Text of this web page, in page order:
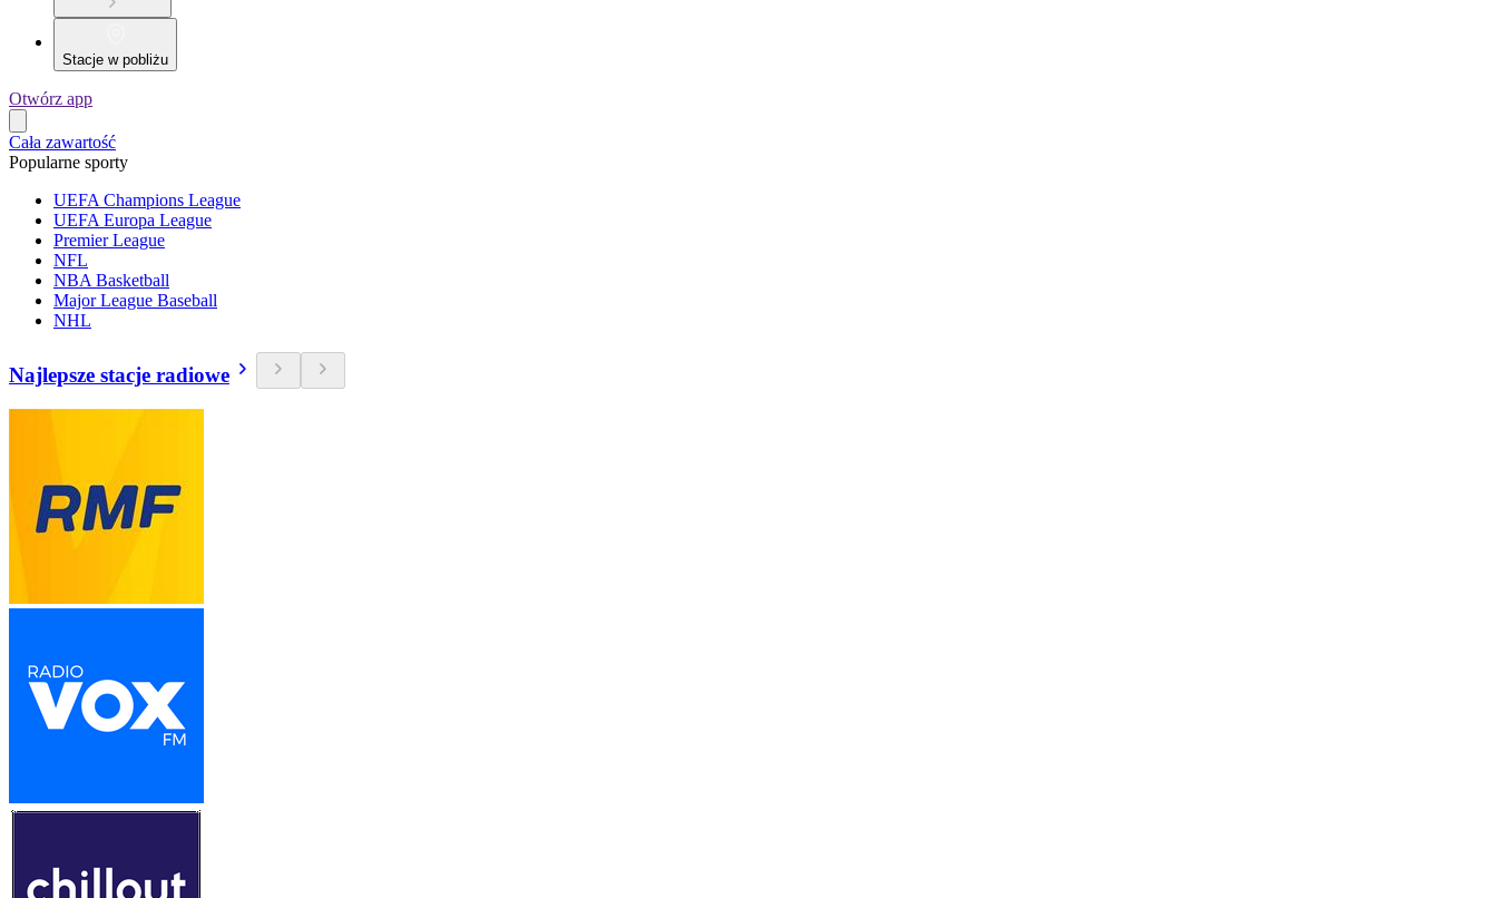
Stacje w pobliżu
Otwórz app
Cała zawartość
Popularne sporty
UEFA Champions League
UEFA Europa League
Premier League
NFL
NBA Basketball
Major League Baseball
NHL
Najlepsze stacje radiowe